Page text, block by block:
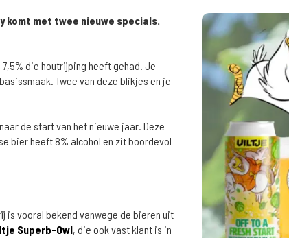
komt met twee nieuwe specials.
7,5% die houtrijping heeft gehad. Je
Twee van deze blikjes en je
de start van het nieuwe jaar. Deze
bier heeft 8% alcohol en zit boordevol
is vooral bekend vanwege de bieren uit
Superb-Owl, die ook vast klant is in